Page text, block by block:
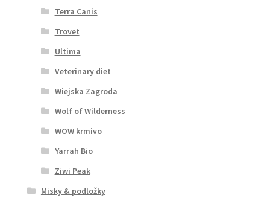
Terra Canis
Trovet
Ultima
Veterinary diet
Wiejska Zagroda
Wolf of Wilderness
WOW krmivo
Yarrah Bio
Ziwi Peak
Misky & podložky